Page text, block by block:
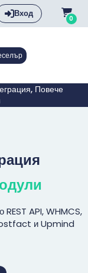
Вход 0
Повече
REST API, WHMCS,
и Upmind